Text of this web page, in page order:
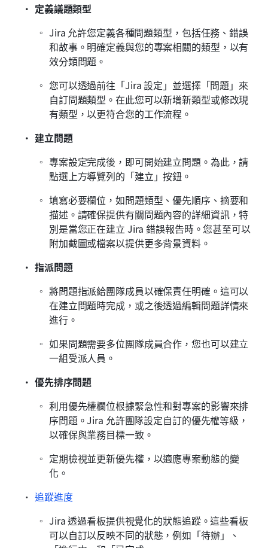
定義議題類型
Jira 允許您定義各種問題類型，包括任務、錯誤
和故事。明確定義與您的專案相關的類型，以有
效分類問題。
您可以透過前往「Jira 設定」並選擇「問題」來
自訂問題類型。在此您可以新增新類型或修改現
有類型，以更符合您的工作流程。
建立問題
專案設定完成後，即可開始建立問題。為此，請
點選上方導覽列的「建立」按鈕。
填寫必要欄位，如問題類型、優先順序、摘要和
描述。請確保提供有關問題內容的詳細資訊，特
別是當您正在建立 Jira 錯誤報告時。您甚至可以
附加截圖或檔案以提供更多背景資料。
指派問題
將問題指派給團隊成員以確保責任明確。這可以
在建立問題時完成，或之後透過編輯問題詳情來
進行。
如果問題需要多位團隊成員合作，您也可以建立
一組受派人員。
優先排序問題
利用優先權欄位根據緊急性和對專案的影響來排
序問題。Jira 允許團隊設定自訂的優先權等級，
以確保與業務目標一致。
定期檢視並更新優先權，以適應專案動態的變
化。
追蹤進度
Jira 透過看板提供視覺化的狀態追蹤。這些看板
可以自訂以反映不同的狀態，例如「待辦」、